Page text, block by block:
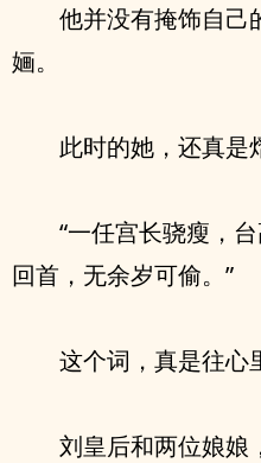
他并没有掩饰自己
婳。
此时的她，还真是
“一任宫长骁瘦，
回首，无余岁可偷。”
这个词，真是往心
刘皇后和两位娘娘